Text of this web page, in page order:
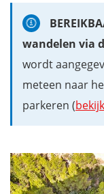
wandelen via
wordt
meteen naar
parkeren (